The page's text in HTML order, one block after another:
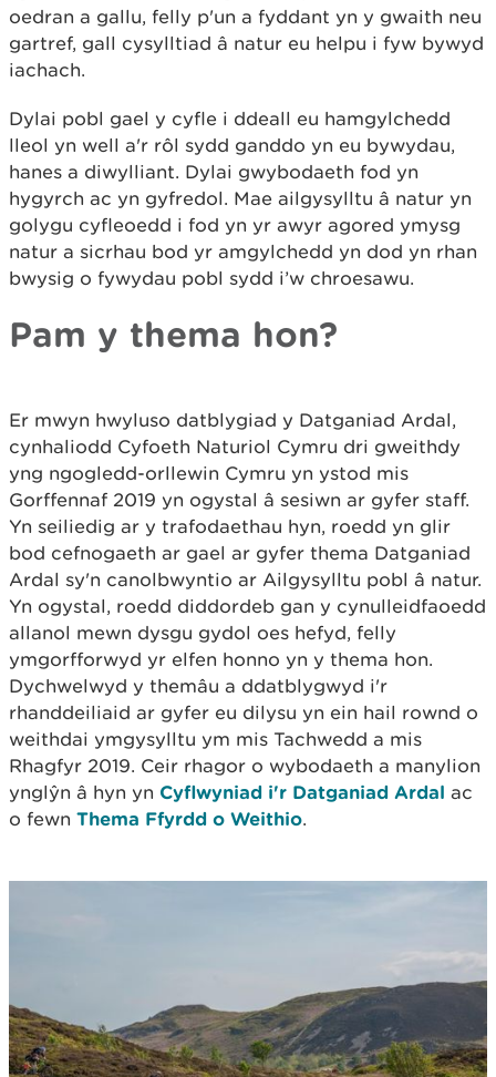
oedran a gallu, felly p'un a fyddant yn y gwaith neu
gartref, gall cysylltiad â natur eu helpu i fyw bywyd
iachach.
Dylai pobl gael y cyfle i ddeall eu hamgylchedd
lleol yn well a'r rôl sydd ganddo yn eu bywydau,
hanes a diwylliant. Dylai gwybodaeth fod yn
hygyrch ac yn gyfredol. Mae ailgysylltu â natur yn
golygu cyfleoedd i fod yn yr awyr agored ymysg
natur a sicrhau bod yr amgylchedd yn dod yn rhan
bwysig o fywydau pobl sydd i’w chroesawu.
Pam y thema hon?
Er mwyn hwyluso datblygiad y Datganiad Ardal,
cynhaliodd Cyfoeth Naturiol Cymru dri gweithdy
yng ngogledd-orllewin Cymru yn ystod mis
Gorffennaf 2019 yn ogystal â sesiwn ar gyfer staff.
Yn seiliedig ar y trafodaethau hyn, roedd yn glir
bod cefnogaeth ar gael ar gyfer thema Datganiad
Ardal sy'n canolbwyntio ar Ailgysylltu pobl â natur.
Yn ogystal, roedd diddordeb gan y cynulleidfaoedd
allanol mewn dysgu gydol oes hefyd, felly
ymgorfforwyd yr elfen honno yn y thema hon.
Dychwelwyd y themâu a ddatblygwyd i'r
rhanddeiliaid ar gyfer eu dilysu yn ein hail rownd o
weithdai ymgysylltu ym mis Tachwedd a mis
Rhagfyr 2019. Ceir rhagor o wybodaeth a manylion
ynglŷn â hyn yn Cyflwyniad i'r Datganiad Ardal ac
o fewn Thema Ffyrdd o Weithio.